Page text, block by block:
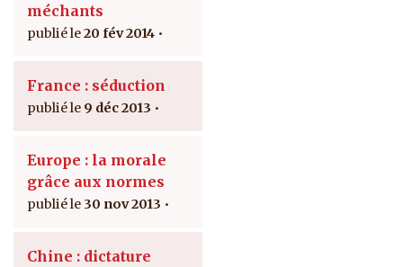
méchants
20 fév 2014
France : séduction
9 déc 2013
Europe : la morale
grâce aux normes
30 nov 2013
Chine : dictature